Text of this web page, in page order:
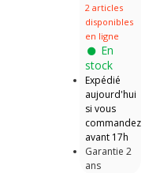
2 articles
disponibles
en ligne
En
stock
Expédié
aujourd'hui
si vous
commandez
avant 17h
Garantie 2
ans